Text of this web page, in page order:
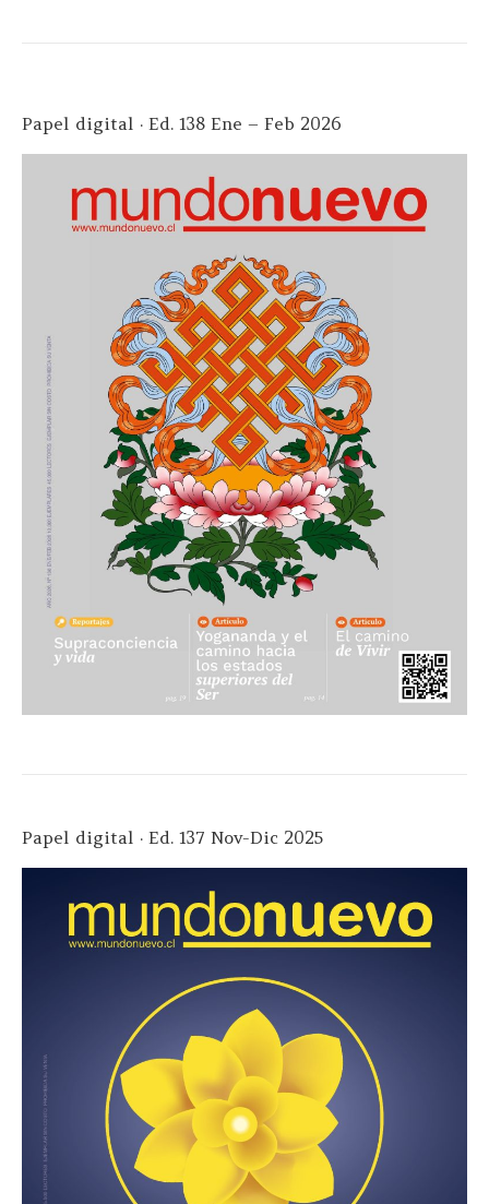
Papel digital · Ed. 138 Ene – Feb 2026
Papel digital · Ed. 137 Nov-Dic 2025